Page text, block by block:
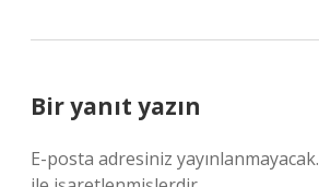
Bir yanıt yazın
E-posta adresiniz yayınlanmayacak.